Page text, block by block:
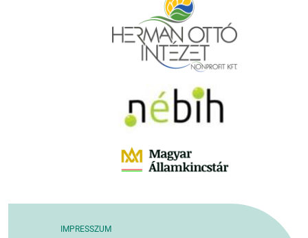
IMPRESSZUM